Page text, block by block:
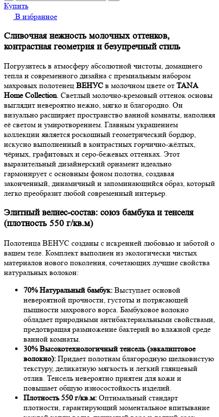
Купить
В избранное
Сливочная нежность молочных оттенков,
контрастная геометрия и безупречный стиль
Погрузитесь в атмосферу абсолютной чистоты, домашнего
тепла и современного дизайна с премиальным набором
махровых полотенец ВЕНУС в молочном цвете от TANA
Home Collection. Светлый молочно-кремовый оттенок основы
выглядит невероятно нежно, мягко и благородно. Он
визуально расширяет пространство ванной комнаты, наполняя
её светом и умиротворением. Главным украшением
коллекции является роскошный геометрический бордюр,
искусно выполненный в контрастных горчично-жёлтых,
чёрных, графитовых и серо-бежевых оттенках. Этот
выразительный дизайнерский орнамент идеально
гармонирует с основным фоном полотна, создавая
законченный, динамичный и запоминающийся образ, который
легко преобразит любой современный интерьер.
Элитный велнес-состав: союз бамбука и тенселя
(плотность 550 г/кв.м)
Полотенца ВЕНУС созданы с искренней любовью и заботой о
вашем теле. Комплект выполнен из экологически чистых
материалов нового поколения, сочетающих лучшие свойства
натуральных волокон:
70% Натуральный бамбук: Выступает основой
невероятной прочности, густоты и потрясающей
пышности махрового ворса. Бамбуковое волокно
обладает природными антибактериальными свойствами,
предотвращая размножение бактерий во влажной среде
ванной комнаты.
30% Высокотехнологичный тенсель (эвкалиптовое
волокно): Придает полотнам благородную шелковистую
текстуру, деликатную мягкость и легкий глянцевый
отлив. Тенсель невероятно приятен для кожи и
повышает общую износостойкость изделий.
Плотность 550 г/кв.м: Оптимальный стандарт
плотности, гарантирующий моментальное впитывание